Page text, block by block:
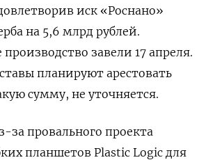
иск «Роснано»
на 5,6 млрд рублей.
завели 17 апреля.
планируют арестовать
сумму, не уточняется.
за провального проекта
планшетов Plastic Logic для